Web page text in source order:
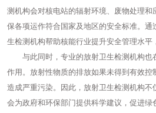
测机构会对核电站的辐射环境、废物处理和
保各项运作符合国家及地区的安全标准。通
生检测机构帮助核能行业提升安全管理水平
与此同时，专业的放射卫生检测机构
作用。放射性物质的排放如果未得到有效
造成严重污染。因此，放射卫生检测机构
会为政府和环保部门提供科学建议，促进绿